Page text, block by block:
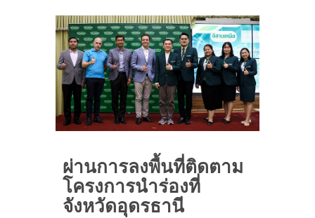
ผ่านการลงพื้นที่ติดตาม
โครงการนำร่องที่
จังหวัดอุดรธานี